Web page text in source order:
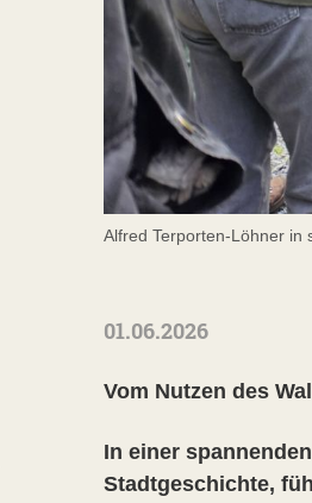
Alfred Terporten-Löhner in
01.06.2026
Vom Nutzen des
In einer
Stadtgeschichte,